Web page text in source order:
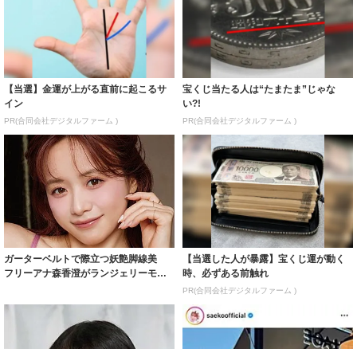
【当選】金運が上がる直前に起こるサ
イン
PR(合同会社デジタルファーム )
宝くじ当たる人は“たまたま”じゃな
い?!
PR(合同会社デジタルファーム )
ガーターベルトで際立つ妖艶脚線美
フリーアナ森香澄がランジェリーモデ
【当選した人が暴露】宝くじ運が動く
時、必ずある前触れ
PR(合同会社デジタルファーム )